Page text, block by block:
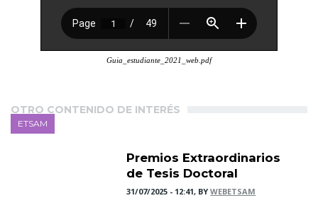
Guia_estudiante_2021_web.pdf
OTRO CONTENIDO DE INTERÉS
ETSAM
Premios Extraordinarios
de Tesis Doctoral
31/07/2025 - 12:41, BYWEBETSAM